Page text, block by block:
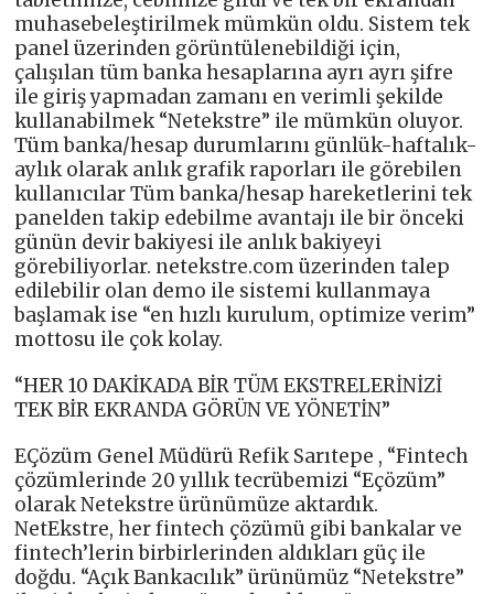
muhasebeleştirilmek mümkün oldu. Sistem tek
panel üzerinden görüntülenebildiği için,
çalışılan tüm banka hesaplarına ayrı ayrı şifre
ile giriş yapmadan zamanı en verimli şekilde
kullanabilmek “Netekstre” ile mümkün oluyor.
Tüm banka/hesap durumlarını günlük-haftalık-
aylık olarak anlık grafik raporları ile görebilen
kullanıcılar Tüm banka/hesap hareketlerini tek
panelden takip edebilme avantajı ile bir önceki
günün devir bakiyesi ile anlık bakiyeyi
görebiliyorlar. netekstre.com üzerinden talep
edilebilir olan demo ile sistemi kullanmaya
başlamak ise “en hızlı kurulum, optimize verim”
mottosu ile çok kolay.
“HER 10 DAKİKADA BİR TÜM EKSTRELERİNİZİ
TEK BİR EKRANDA GÖRÜN VE YÖNETİN”
EÇözüm Genel Müdürü Refik Sarıtepe , “Fintech
çözümlerinde 20 yıllık tecrübemizi “Eçözüm”
olarak Netekstre ürünümüze aktardık.
NetEkstre, her fintech çözümü gibi bankalar ve
fintech’lerin birbirlerinden aldıkları güç ile
doğdu. “Açık Bankacılık” ürünümüz “Netekstre”